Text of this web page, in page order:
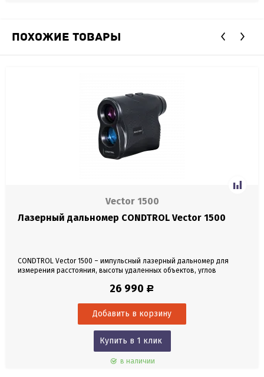
ПОХОЖИЕ ТОВАРЫ
Vector 1500
Лазерный дальномер CONDTROL Vector 1500
CONDTROL Vector 1500 – импульсный лазерный дальномер для
измерения расстояния, высоты удаленных объектов, углов
объектов. Оснащен зрительной трубой с шестикратным
диапазон, компактные размеры и простое управление позволяют
26 990 Р
Купить в 1 клик
в наличии